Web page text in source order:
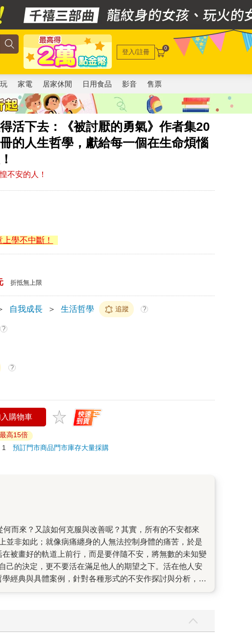
登入/註冊 0
家電 居家休閒 日用食品 影音 售票
活下去：《被討厭的勇氣》作者集20
的人生哲學，獻給每一個在生命煩惱
不安的人！
學不中斷！
折抵無上限
自我成長 ＞ 生活哲學 追蹤 ?
?
?
購物車
高15倍
1預訂門市商品門市庫存大量採購
並非如此；就像病痛纏身的人無法控制身體的痛苦，於是
被畫好的軌道上前行，而是要伴隨不安，將無數的未知變
己的決定，更不要活在滿足他人的期望之下。活在他人安
經典與具體案例，針對各種形式的不安作探討與分析，為
疫情蔓延、戰禍不斷、經濟震盪、通貨膨脹，各種未知籠
情緒支配，化恐懼為信心，化不安為動力！